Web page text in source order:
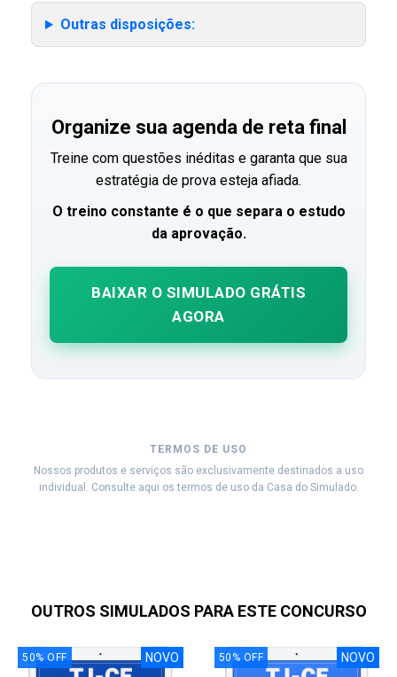
Outras disposições:
Organize sua agenda de reta final
Treine com questões inéditas e garanta que sua
estratégia de prova esteja afiada.
O treino constante é o que separa o estudo
da aprovação.
BAIXAR O SIMULADO GRÁTIS
AGORA
TERMOS DE USO
Nossos produtos e serviços são exclusivamente destinados a uso
individual. Consulte aqui os termos de uso da Casa do Simulado.
OUTROS SIMULADOS PARA ESTE CONCURSO
50% OFF NOVO 50 % OFF NOVO